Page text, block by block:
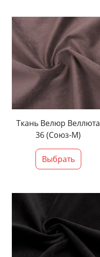
Ткань Велюр Веллюта
36 (Союз-М)
Выбрать